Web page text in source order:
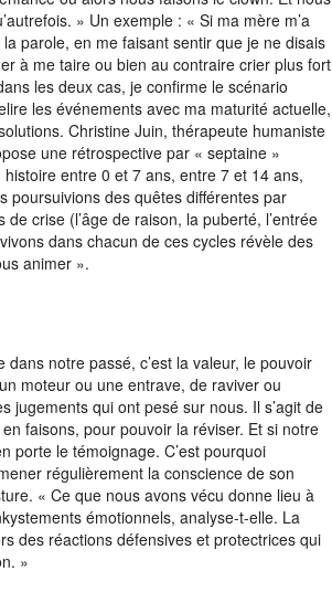
» Un exemple : « Si ma mère m’a
parole, en me faisant sentir que je ne disais
à me taire ou bien au contraire crier plus fort
les deux cas, je confirme le scénario
les événements avec ma maturité actuelle,
Christine Juin, thérapeute humaniste
une rétrospective par « septaine »
entre 0 et 7 ans, entre 7 et 14 ans,
poursuivions des quêtes différentes par
crise (l’âge de raison, la puberté, l’entrée
dans chacun de ces cycles révèle des
animer ».
notre passé, c’est la valeur, le pouvoir
moteur ou une entrave, de raviver ou
jugements qui ont pesé sur nous. Il s’agit de
faisons, pour pouvoir la réviser. Et si notre
porte le témoignage. C’est pourquoi
régulièrement la conscience de son
« Ce que nous avons vécu donne lieu à
émotionnels, analyse-t-elle. La
des réactions défensives et protectrices qui
»